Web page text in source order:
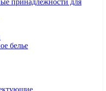
принадлежности для
белье